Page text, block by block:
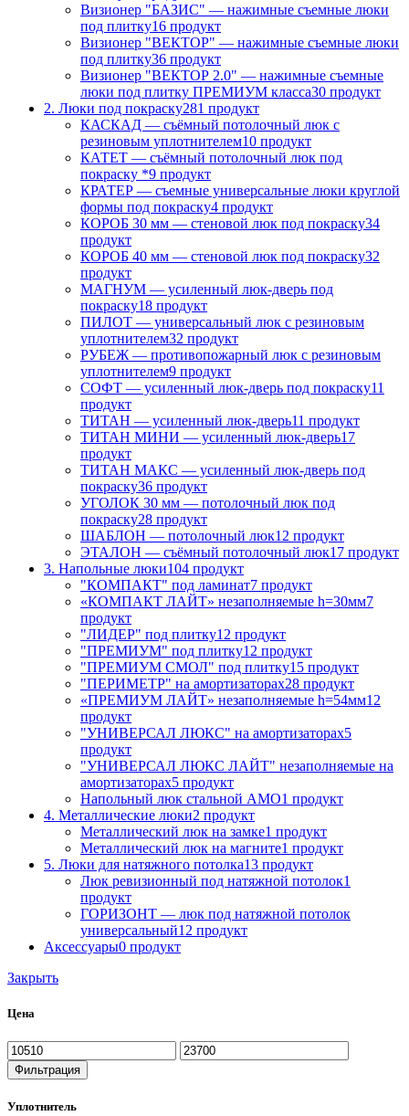
Визионер "БАЗИС" — нажимные съемные люки
под плитку16 продукт
Визионер "ВЕКТОР" — нажимные съемные люки
под плитку36 продукт
Визионер "ВЕКТОР 2.0" — нажимные съемные
люки под плитку ПРЕМИУМ класса30 продукт
2. Люки под покраску281 продукт
КАСКАД — съёмный потолочный люк с
резиновым уплотнителем10 продукт
КАТЕТ — съёмный потолочный люк под
покраску *9 продукт
КРАТЕР — съемные универсальные люки круглой
формы под покраску4 продукт
КОРОБ 30 мм — стеновой люк под покраску34
продукт
КОРОБ 40 мм — стеновой люк под покраску32
продукт
МАГНУМ — усиленный люк-дверь под
покраску18 продукт
ПИЛОТ — универсальный люк с резиновым
уплотнителем32 продукт
РУБЕЖ — противопожарный люк с резиновым
уплотнителем9 продукт
СОФТ — усиленный люк-дверь под покраску11
продукт
ТИТАН — усиленный люк-дверь11 продукт
ТИТАН МИНИ — усиленный люк-дверь17
продукт
ТИТАН МАКС — усиленный люк-дверь под
покраску36 продукт
УГОЛОК 30 мм — потолочный люк под
покраску28 продукт
ШАБЛОН — потолочный люк12 продукт
ЭТАЛОН — съёмный потолочный люк17 продукт
3. Напольные люки104 продукт
"КОМПАКТ" под ламинат7 продукт
«КОМПАКТ ЛАЙТ» незаполняемые h=30мм7
продукт
"ЛИДЕР" под плитку12 продукт
"ПРЕМИУМ" под плитку12 продукт
"ПРЕМИУМ СМОЛ" под плитку15 продукт
"ПЕРИМЕТР" на амортизаторах28 продукт
«ПРЕМИУМ ЛАЙТ» незаполняемые h=54мм12
продукт
"УНИВЕРСАЛ ЛЮКС" на амортизаторах5
продукт
"УНИВЕРСАЛ ЛЮКС ЛАЙТ" незаполняемые на
амортизаторах5 продукт
Напольный люк стальной АМО1 продукт
4. Металлические люки2 продукт
Металлический люк на замке1 продукт
Металлический люк на магните1 продукт
5. Люки для натяжного потолка13 продукт
Люк ревизионный под натяжной потолок1
продукт
ГОРИЗОНТ — люк под натяжной потолок
универсальный12 продукт
Аксессуары0 продукт
Закрыть
Цена
Фильтрация
Уплотнитель